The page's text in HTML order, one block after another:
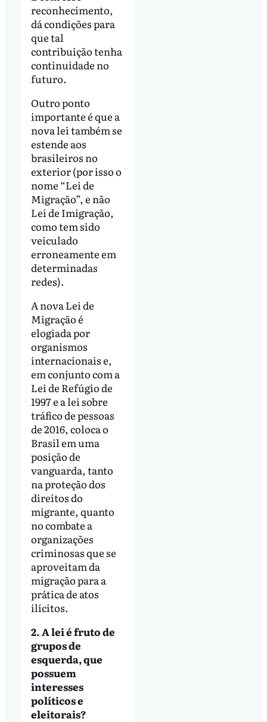
reconhecimento,
dá condições para
que tal
contribuição tenha
continuidade no
futuro.
Outro ponto
importante é que a
nova lei também se
estende aos
brasileiros no
exterior (por isso o
nome “Lei de
Migração”, e não
Lei de Imigração,
como tem sido
veiculado
erroneamente em
determinadas
redes).
A nova Lei de
Migração é
elogiada por
organismos
internacionais e,
em conjunto com a
Lei de Refúgio de
1997 e a lei sobre
tráfico de pessoas
de 2016, coloca o
Brasil em uma
posição de
vanguarda, tanto
na proteção dos
direitos do
migrante, quanto
no combate a
organizações
criminosas que se
aproveitam da
migração para a
prática de atos
ilícitos.
2. A lei é fruto de
grupos de
esquerda, que
possuem
interesses
políticos e
eleitorais?